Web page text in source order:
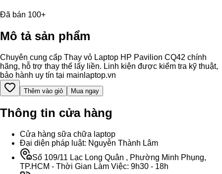
Đã bán 100+
Mô tả sản phẩm
Chuyên cung cấp Thay vỏ Laptop HP Pavilion CQ42 chính
hãng, hỗ trợ thay thế lấy liền. Linh kiện được kiểm tra kỹ thuật,
bảo hành uy tín tại mainlaptop.vn
Thêm vào giỏ Mua ngay
Thông tin cửa hàng
Cửa hàng sữa chữa laptop
Đại diện pháp luật: Nguyễn Thành Lâm
Số 109/11 Lạc Long Quân , Phường Minh Phụng,
TP.HCM - Thời Gian Làm Việc: 9h30 - 18h